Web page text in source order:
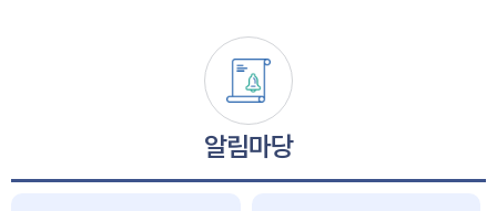
알림마당